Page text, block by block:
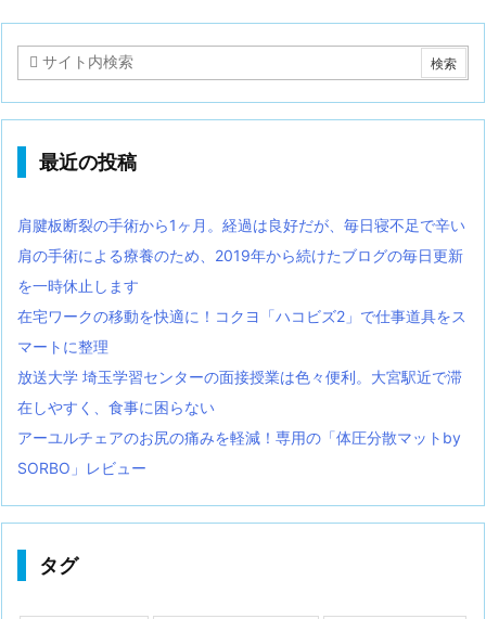
最近の投稿
肩腱板断裂の手術から1ヶ月。経過は良好だが、毎日寝不足で辛い
肩の手術による療養のため、2019年から続けたブログの毎日更新
を一時休止します
在宅ワークの移動を快適に！コクヨ「ハコビズ2」で仕事道具をス
マートに整理
放送大学 埼玉学習センターの面接授業は色々便利。大宮駅近で滞
在しやすく、食事に困らない
アーユルチェアのお尻の痛みを軽減！専用の「体圧分散マットby
SORBO」レビュー
タグ